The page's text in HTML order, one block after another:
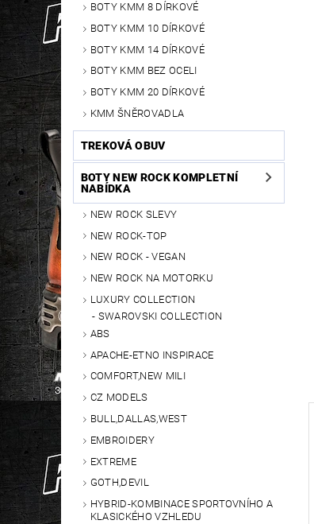
BOTY KMM 8 DÍRKOVÉ
BOTY KMM 10 DÍRKOVÉ
BOTY KMM 14 DÍRKOVÉ
BOTY KMM BEZ OCELI
BOTY KMM 20 DÍRKOVÉ
KMM ŠNĚROVADLA
TREKOVÁ OBUV
BOTY NEW ROCK KOMPLETNÍ
NABÍDKA
NEW ROCK SLEVY
NEW ROCK-TOP
NEW ROCK - VEGAN
NEW ROCK NA MOTORKU
LUXURY COLLECTION
SWAROVSKI COLLECTION
ABS
APACHE-ETNO INSPIRACE
COMFORT,NEW MILI
CZ MODELS
BULL,DALLAS,WEST
EMBROIDERY
EXTREME
GOTH,DEVIL
HYBRID-KOMBINACE SPORTOVNÍHO A
KLASICKÉHO VZHLEDU